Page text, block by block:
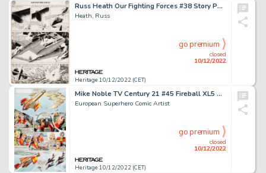
Russ Heath Our Fighting Forces #38 Story Page 5 Original Art (DC, 1958)....
Heath, Russ
Heritage 10/12/2022 (CET)
closed
10/12/2022
go premium
Mike Noble TV Century 21 #45 Fireball XL5 Story Page 2 Original Art (Century 21 Publications, 1965)....
European Superhero Comic Artist
Heritage 10/12/2022 (CET)
closed
10/12/2022
go premium